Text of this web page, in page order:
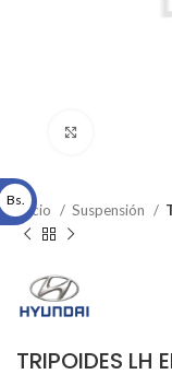
Inicio Suspensión
TRIPOIDES LH
Bs.